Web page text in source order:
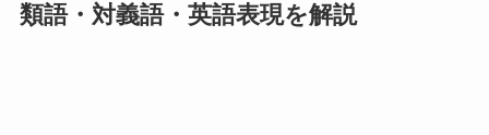
類語・対義語・英語表現を解説